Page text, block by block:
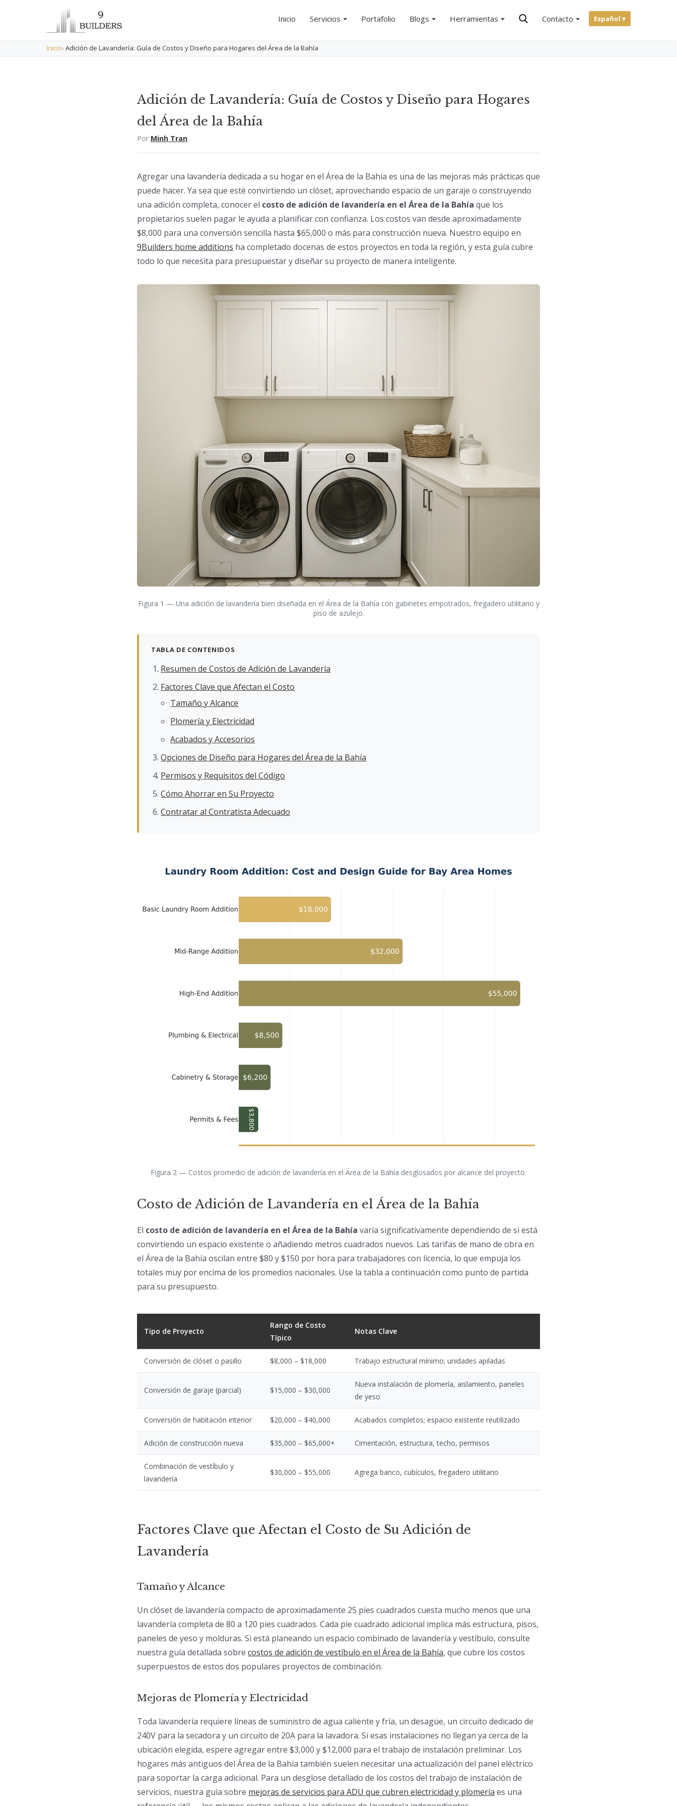
Inicio Servicios Portafolio Blogs Herramientas Contacto Español ▾
Inicio› Adición de Lavandería: Guía de Costos y Diseño para Hogares del Área de la Bahía
Adición de Lavandería: Guía de Costos y Diseño para Hogares
del Área de la Bahía
Por Minh Tran
Agregar una lavandería dedicada a su hogar en el Área de la Bahía es una de las mejoras más prácticas que
puede hacer. Ya sea que esté convirtiendo un clóset, aprovechando espacio de un garaje o construyendo
una adición completa, conocer el costo de adición de lavandería en el Área de la Bahía que los
propietarios suelen pagar le ayuda a planificar con confianza. Los costos van desde aproximadamente
$8,000 para una conversión sencilla hasta $65,000 o más para construcción nueva. Nuestro equipo en
9Builders home additions ha completado docenas de estos proyectos en toda la región, y esta guía cubre
todo lo que necesita para presupuestar y diseñar su proyecto de manera inteligente.
Figura 1 — Una adición de lavandería bien diseñada en el Área de la Bahía con gabinetes empotrados, fregadero utilitario y
piso de azulejo.
TABLA DE CONTENIDOS
Resumen de Costos de Adición de Lavandería
Factores Clave que Afectan el Costo
Tamaño y Alcance
Plomería y Electricidad
Acabados y Accesorios
Opciones de Diseño para Hogares del Área de la Bahía
Permisos y Requisitos del Código
Cómo Ahorrar en Su Proyecto
Contratar al Contratista Adecuado
Figura 2 — Costos promedio de adición de lavandería en el Área de la Bahía desglosados por alcance del proyecto.
Costo de Adición de Lavandería en el Área de la Bahía
El costo de adición de lavandería en el Área de la Bahía varía significativamente dependiendo de si está
convirtiendo un espacio existente o añadiendo metros cuadrados nuevos. Las tarifas de mano de obra en
el Área de la Bahía oscilan entre $80 y $150 por hora para trabajadores con licencia, lo que empuja los
totales muy por encima de los promedios nacionales. Use la tabla a continuación como punto de partida
para su presupuesto.
Tipo de Proyecto
Rango de Costo
Típico
Notas Clave
Conversión de clóset o pasillo $8,000 – $18,000 Trabajo estructural mínimo; unidades apiladas
Conversión de garaje (parcial) $15,000 – $30,000
Nueva instalación de plomería, aislamiento, paneles
de yeso
Conversión de habitación interior $20,000 – $40,000 Acabados completos; espacio existente reutilizado
Adición de construcción nueva $35,000 – $65,000+ Cimentación, estructura, techo, permisos
Combinación de vestíbulo y
lavandería
$30,000 – $55,000 Agrega banco, cubículos, fregadero utilitario
Factores Clave que Afectan el Costo de Su Adición de
Lavandería
Tamaño y Alcance
Un clóset de lavandería compacto de aproximadamente 25 pies cuadrados cuesta mucho menos que una
lavandería completa de 80 a 120 pies cuadrados. Cada pie cuadrado adicional implica más estructura, pisos,
paneles de yeso y molduras. Si está planeando un espacio combinado de lavandería y vestíbulo, consulte
nuestra guía detallada sobre costos de adición de vestíbulo en el Área de la Bahía, que cubre los costos
superpuestos de estos dos populares proyectos de combinación.
Mejoras de Plomería y Electricidad
Toda lavandería requiere líneas de suministro de agua caliente y fría, un desagüe, un circuito dedicado de
240V para la secadora y un circuito de 20A para la lavadora. Si esas instalaciones no llegan ya cerca de la
ubicación elegida, espere agregar entre $3,000 y $12,000 para el trabajo de instalación preliminar. Los
hogares más antiguos del Área de la Bahía también suelen necesitar una actualización del panel eléctrico
para soportar la carga adicional. Para un desglose detallado de los costos del trabajo de instalación de
servicios, nuestra guía sobre mejoras de servicios para ADU que cubren electricidad y plomería es una